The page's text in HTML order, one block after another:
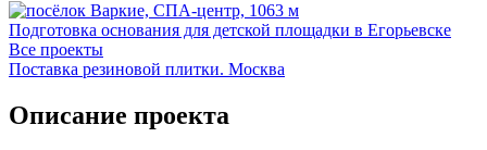
Подготовка основания для детской площадки в Егорьевске
Все проекты
Поставка резиновой плитки. Москва
Описание проекта